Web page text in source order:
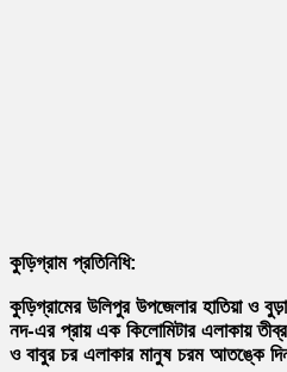
কুড়িগ্রাম প্রতিনিধি:
কুড়িগ্রামের উলিপুর উপজেলার হাতিয়া ও
নদ-এর প্রায় এক কিলোমিটার এলাকায়
ও বাবুর চর এলাকার মানুষ চরম আতঙ্কে